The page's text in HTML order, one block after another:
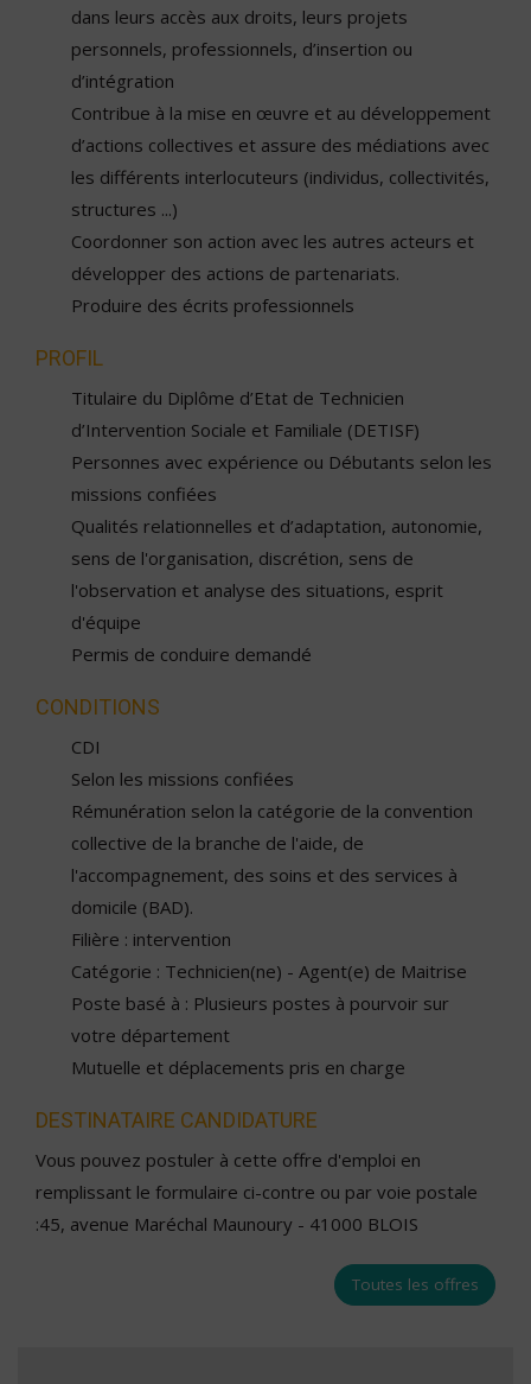
dans leurs accès aux droits, leurs projets
personnels, professionnels, d’insertion ou
d’intégration
Contribue à la mise en œuvre et au développement
d’actions collectives et assure des médiations avec
les différents interlocuteurs (individus, collectivités,
structures ...)
Coordonner son action avec les autres acteurs et
développer des actions de partenariats.
Produire des écrits professionnels
PROFIL
Titulaire du Diplôme d’Etat de Technicien
d’Intervention Sociale et Familiale (DETISF)
Personnes avec expérience ou Débutants selon les
missions confiées
Qualités relationnelles et d’adaptation, autonomie,
sens de l'organisation, discrétion, sens de
l'observation et analyse des situations, esprit
d'équipe
Permis de conduire demandé
CONDITIONS
CDI
Selon les missions confiées
Rémunération selon la catégorie de la convention
collective de la branche de l'aide, de
l'accompagnement, des soins et des services à
domicile (BAD).
Filière : intervention
Catégorie : Technicien(ne) - Agent(e) de Maitrise
Poste basé à : Plusieurs postes à pourvoir sur
votre département
Mutuelle et déplacements pris en charge
DESTINATAIRE CANDIDATURE
Vous pouvez postuler à cette offre d'emploi en
remplissant le formulaire ci-contre ou par voie postale
:45, avenue Maréchal Maunoury - 41000 BLOIS
Toutes les offres